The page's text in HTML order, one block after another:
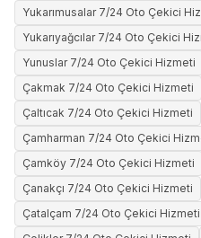
Yukarımusalar 7/24 Oto Çekici
Yukarıyağcılar 7/24 Oto Çekici
Yunuslar 7/24 Oto Çekici Hizmeti
Çakmak 7/24 Oto Çekici Hizmeti
Çaltıcak 7/24 Oto Çekici Hizmeti
Çamharman 7/24 Oto Çekici
Çamköy 7/24 Oto Çekici Hizmeti
Çanakçı 7/24 Oto Çekici Hizmeti
Çatalçam 7/24 Oto Çekici Hizmeti